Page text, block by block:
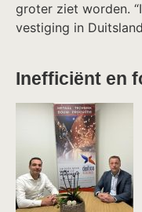
groter ziet worden.
vestiging in
Inefficiënt en